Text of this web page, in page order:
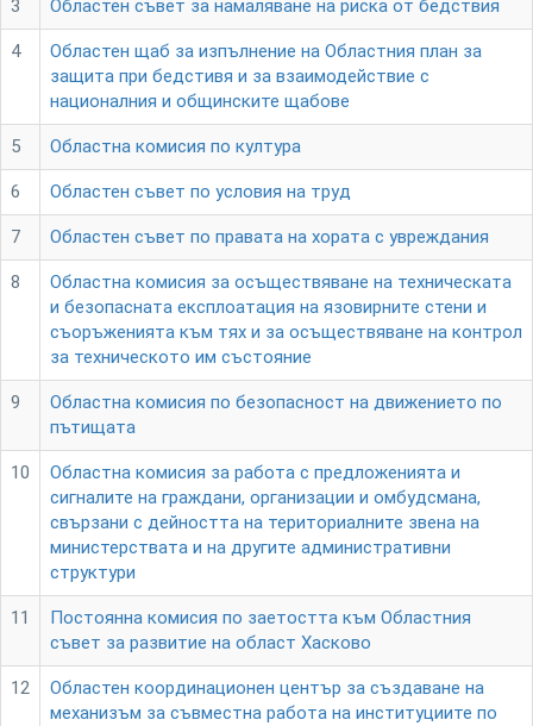
3 Областен съвет за намаляване на риска от бедствия
4
Областен щаб за изпълнение на Областния план за
защита при бедстивя и за взаимодействие с
националния и общинските щабове
5 Областна комисия по култура
6 Областен съвет по условия на труд
7 Областен съвет по правата на хората с увреждания
8
Областна комисия за осъществяване на техническата
и безопасната експлоатация на язовирните стени и
съоръженията към тях и за осъществяване на контрол
за техническото им състояние
9
Областна комисия по безопасност на движението по
пътищата
10
Областна комисия за работа с предложенията и
сигналите на граждани, организации и омбудсмана,
свързани с дейността на териториалните звена на
министерствата и на другите административни
структури
11
Постоянна комисия по заетостта към Областния
съвет за развитие на област Хасково
12
Областен координационен център за създаване на
механизъм за съвместна работа на институциите по